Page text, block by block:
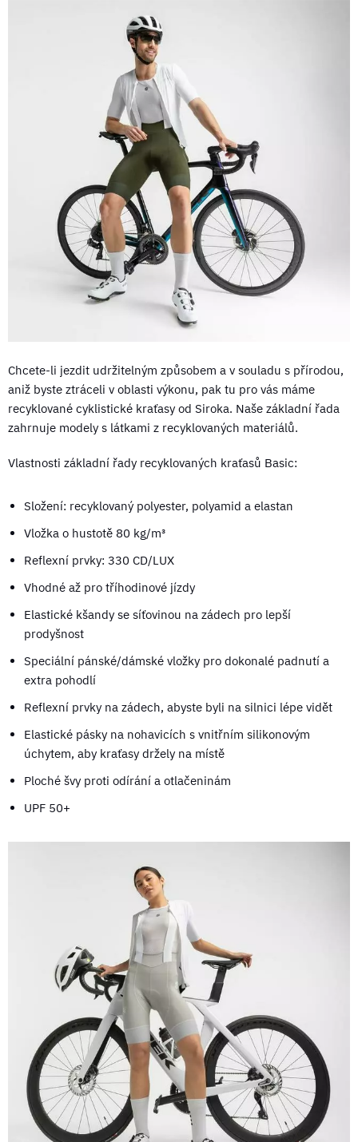
Chcete-li jezdit udržitelným způsobem a v souladu s přírodou,
aniž byste ztráceli v oblasti výkonu, pak tu pro vás máme
recyklované cyklistické kraťasy od Siroka. Naše základní řada
zahrnuje modely s látkami z recyklovaných materiálů.
Vlastnosti základní řady recyklovaných kraťasů Basic:
Složení: recyklovaný polyester, polyamid a elastan
Vložka o hustotě 80 kg/m³
Reflexní prvky: 330 CD/LUX
Vhodné až pro tříhodinové jízdy
Elastické kšandy se síťovinou na zádech pro lepší
prodyšnost
Speciální pánské/dámské vložky pro dokonalé padnutí a
extra pohodlí
Reflexní prvky na zádech, abyste byli na silnici lépe vidět
Elastické pásky na nohavicích s vnitřním silikonovým
úchytem, aby kraťasy držely na místě
Ploché švy proti odírání a otlačeninám
UPF 50+